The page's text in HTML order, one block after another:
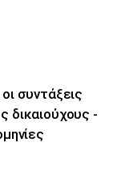
συντάξεις
δικαιούχους -